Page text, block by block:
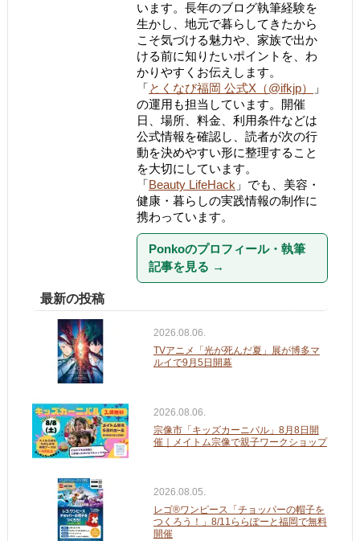
います。長年のブログ執筆経験を
生かし、地元で暮らしてきたから
こそ気づける魅力や、家族で出か
ける前に知りたいポイントを、わ
かりやすくお伝えします。
「とくなび福岡 公式X（@ifkjp）
」
の運用も担当しています。開催
日、場所、料金、利用条件などは
公式情報を確認し、読者が次の行
動を決めやすい形に整理すること
を大切にしています。
「Beauty LifeHack 」でも、美容・
健康・暮らしの実践情報の制作に
携わっています。
Ponkoのプロフィール・執筆
記事を見る →
最新の投稿
2026.08.06.
TVアニメ「光が死んだ夏」展が博多マ
ルイで9月5日開幕
2026.08.06.
宗像市「キッズカーニバル」8月8日開
催｜メイトム宗像で親子ワークショップ
2026.08.05.
レゴ®ワンピース「チョッパーの帽子を
つくろう！」8/11ららぽーと福岡で無料
開催